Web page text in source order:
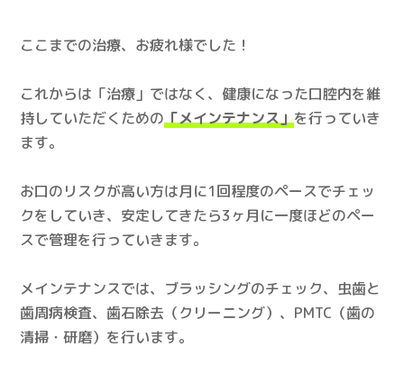
ここまでの治療、お疲れ様でした！
これからは「治療」ではなく、健康になった口腔内を維
持していただくための「メインテナンス」を行っていき
ます。
お口のリスクが高い方は月に1回程度のペースでチェッ
クをしていき、安定してきたら3ヶ月に一度ほどのペー
スで管理を行っていきます。
メインテナンスでは、ブラッシングのチェック、虫歯と
歯周病検査、歯石除去（クリーニング）、PMTC（歯の
清掃・研磨）を行います。